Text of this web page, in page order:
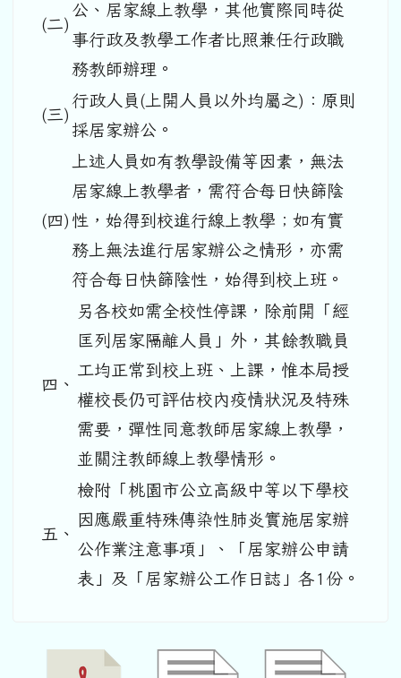
(二)
公、居家線上教學，其他實際同時從
事行政及教學工作者比照兼任行政職
務教師辦理。
(三)
行政人員(上開人員以外均屬之)：原則
採居家辦公。
(四)
上述人員如有教學設備等因素，無法
居家線上教學者，需符合每日快篩陰
性，始得到校進行線上教學；如有實
務上無法進行居家辦公之情形，亦需
符合每日快篩陰性，始得到校上班。
四、
另各校如需全校性停課，除前開「經
匡列居家隔離人員」外，其餘教職員
工均正常到校上班、上課，惟本局授
權校長仍可評估校內疫情狀況及特殊
需要，彈性同意教師居家線上教學，
並關注教師線上教學情形。
五、
檢附「桃園市公立高級中等以下學校
因應嚴重特殊傳染性肺炎實施居家辦
公作業注意事項」、「居家辦公申請
表」及「居家辦公工作日誌」各1份。